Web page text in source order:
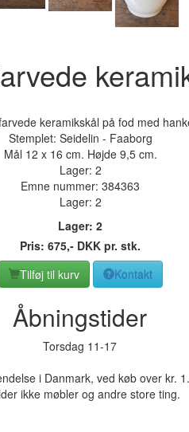
keramikskål på fod med
Stemplet: Seidelin - Faaborg
Mål 12 x 16 cm. Højde 9,5 cm.
Lager: 2
Emne nummer: 384363
Lager: 2
Lager: 2
Pris: 675,- DKK pr. stk.
Tilføj til kurv
Kontakt
Åbningstider
Torsdag 11-17
i Danmark, ved køb over kr.
ikke møbler og andre store ting.